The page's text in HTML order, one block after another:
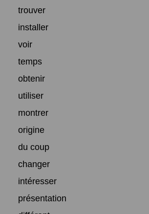
trouver
installer
voir
temps
obtenir
utiliser
montrer
origine
du coup
changer
intéresser
présentation